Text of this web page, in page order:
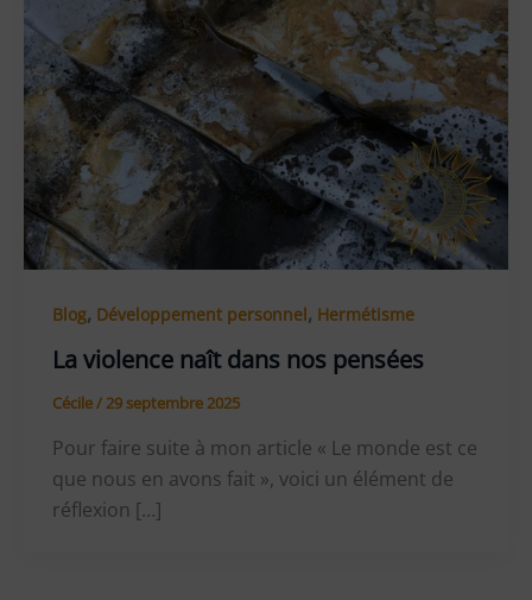
Blog, Développement personnel, Hermétisme
La violence naît dans nos pensées
Cécile/29 septembre 2025
Pour faire suite à mon article « Le monde est ce
que nous en avons fait », voici un élément de
réflexion […]